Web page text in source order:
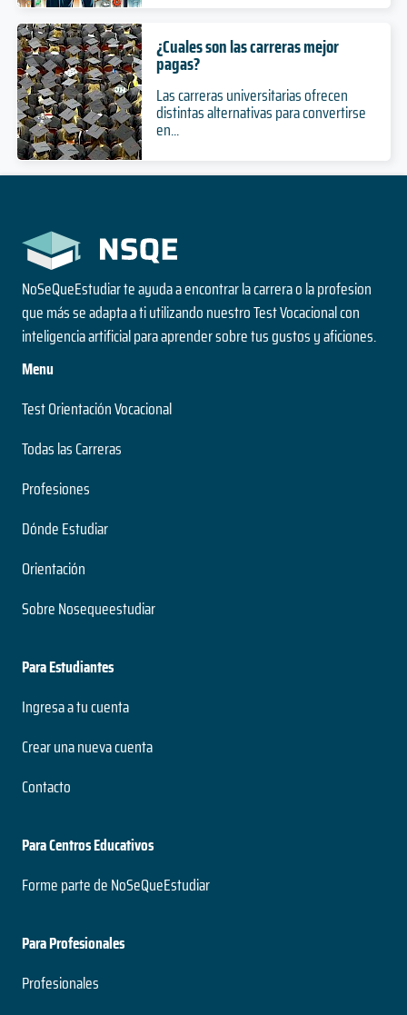
¿Cuales son las carreras mejor
pagas?
Las carreras universitarias ofrecen
distintas alternativas para convertirse
en...
NoSeQueEstudiar te ayuda a encontrar la carrera o la profesion
que más se adapta a ti utilizando nuestro Test Vocacional con
inteligencia artificial para aprender sobre tus gustos y aficiones.
Menu
Test Orientación Vocacional
Todas las Carreras
Profesiones
Dónde Estudiar
Orientación
Sobre Nosequeestudiar
Para Estudiantes
Ingresa a tu cuenta
Crear una nueva cuenta
Contacto
Para Centros Educativos
Forme parte de NoSeQueEstudiar
Para Profesionales
Profesionales